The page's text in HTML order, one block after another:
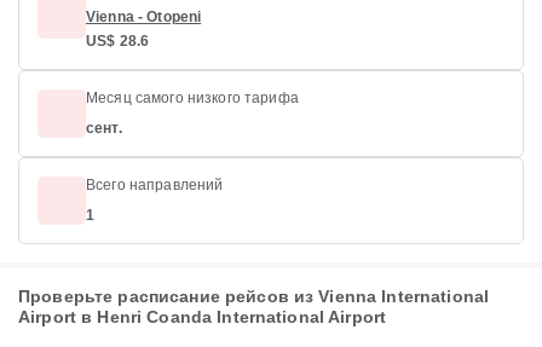
Vienna - Otopeni
US$ 28.6
Месяц самого низкого тарифа
сент.
Всего направлений
1
Проверьте расписание рейсов из Vienna International
Airport в Henri Coanda International Airport